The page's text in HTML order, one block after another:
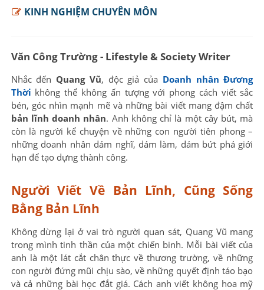
KINH NGHIỆM CHUYÊN MÔN
Văn Công Trường - Lifestyle & Society Writer
Nhắc đến Quang Vũ, độc giả của Doanh nhân Đương
Thời không thể không ấn tượng với phong cách viết sắc
bén, góc nhìn mạnh mẽ và những bài viết mang đậm chất
bản lĩnh doanh nhân. Anh không chỉ là một cây bút, mà
còn là người kể chuyện về những con người tiên phong –
những doanh nhân dám nghĩ, dám làm, dám bứt phá giới
hạn để tạo dựng thành công.
Người Viết Về Bản Lĩnh, Cũng Sống
Bằng Bản Lĩnh
Không dừng lại ở vai trò người quan sát, Quang Vũ mang
trong mình tinh thần của một chiến binh. Mỗi bài viết của
anh là một lát cắt chân thực về thương trường, về những
con người đứng mũi chịu sào, về những quyết định táo bạo
và cả những bài học đắt giá. Cách anh viết không hoa mỹ